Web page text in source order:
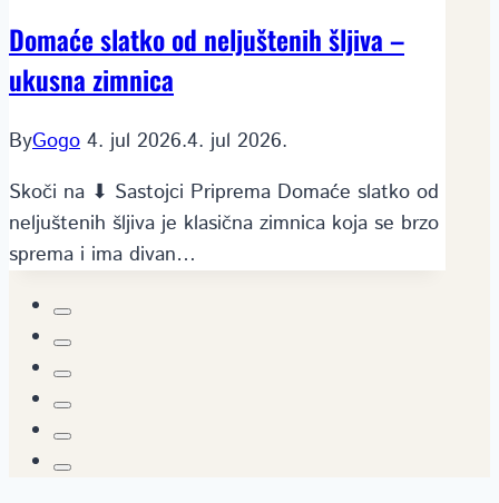
Domaće slatko od neljuštenih šljiva –
ukusna zimnica
ByGogo 4. jul 2026.4. jul 2026.
Skoči na ⬇ Sastojci Priprema Domaće slatko od
neljuštenih šljiva je klasična zimnica koja se brzo
sprema i ima divan…